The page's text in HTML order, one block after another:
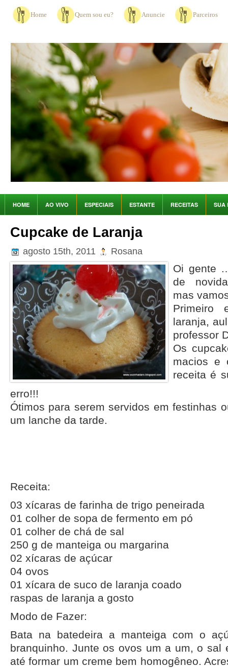
Home Quem sou eu? Anuncie Parceiros
HOME AO VIVO ESPECIAIS ESTANTE RECEITAS SUA
Cupcake de Laranja
agosto 15th, 2011 Rosana
Oi gente
de
mas
Primeiro
laranja,
professor
Os
macios e
receita é
erro!!!
Ótimos para serem servidos em festinhas
um lanche da tarde.
Receita:
03 xícaras de farinha de trigo peneirada
01 colher de sopa de fermento em pó
01 colher de chá de sal
250 g de manteiga ou margarina
02 xícaras de açúcar
04 ovos
01 xícara de suco de laranja coado
raspas de laranja a gosto
Modo de Fazer:
Bata na batedeira a manteiga com o
branquinho. Junte os ovos um a um, o sal
até formar um creme bem homogêneo.